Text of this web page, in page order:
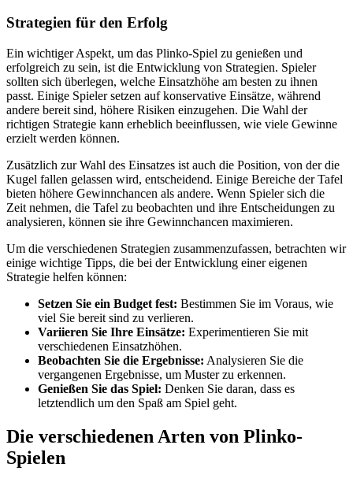
Strategien für den Erfolg
Ein wichtiger Aspekt, um das Plinko-Spiel zu genießen und
erfolgreich zu sein, ist die Entwicklung von Strategien. Spieler
sollten sich überlegen, welche Einsatzhöhe am besten zu ihnen
passt. Einige Spieler setzen auf konservative Einsätze, während
andere bereit sind, höhere Risiken einzugehen. Die Wahl der
richtigen Strategie kann erheblich beeinflussen, wie viele Gewinne
erzielt werden können.
Zusätzlich zur Wahl des Einsatzes ist auch die Position, von der die
Kugel fallen gelassen wird, entscheidend. Einige Bereiche der Tafel
bieten höhere Gewinnchancen als andere. Wenn Spieler sich die
Zeit nehmen, die Tafel zu beobachten und ihre Entscheidungen zu
analysieren, können sie ihre Gewinnchancen maximieren.
Um die verschiedenen Strategien zusammenzufassen, betrachten wir
einige wichtige Tipps, die bei der Entwicklung einer eigenen
Strategie helfen können:
Setzen Sie ein Budget fest: Bestimmen Sie im Voraus, wie
viel Sie bereit sind zu verlieren.
Variieren Sie Ihre Einsätze: Experimentieren Sie mit
verschiedenen Einsatzhöhen.
Beobachten Sie die Ergebnisse: Analysieren Sie die
vergangenen Ergebnisse, um Muster zu erkennen.
Genießen Sie das Spiel: Denken Sie daran, dass es
letztendlich um den Spaß am Spiel geht.
Die verschiedenen Arten von Plinko-
Spielen